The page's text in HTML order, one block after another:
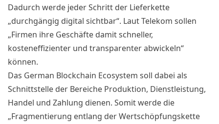
Dadurch werde jeder Schritt der Lieferkette
„durchgängig digital sichtbar“. Laut Telekom sollen
„Firmen ihre Geschäfte damit schneller,
kosteneffizienter und transparenter abwickeln“
können.
Das German Blockchain Ecosystem soll dabei als
Schnittstelle der Bereiche Produktion, Dienstleistung,
Handel und Zahlung dienen. Somit werde die
„Fragmentierung entlang der Wertschöpfungskette